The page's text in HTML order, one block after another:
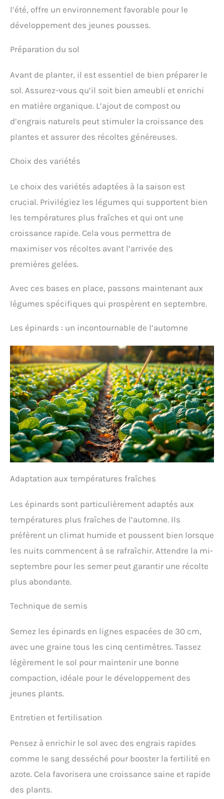
l’été, offre un environnement favorable pour le
développement des jeunes pousses.
Préparation du sol
Avant de planter, il est essentiel de bien préparer le
sol. Assurez-vous qu’il soit bien ameubli et enrichi
en matière organique. L’ajout de compost ou
d’engrais naturels peut stimuler la croissance des
plantes et assurer des récoltes généreuses.
Choix des variétés
Le choix des variétés adaptées à la saison est
crucial. Privilégiez les légumes qui supportent bien
les températures plus fraîches et qui ont une
croissance rapide. Cela vous permettra de
maximiser vos récoltes avant l’arrivée des
premières gelées.
Avec ces bases en place, passons maintenant aux
légumes spécifiques qui prospèrent en septembre.
Les épinards : un incontournable de l’automne
Adaptation aux températures fraîches
Les épinards sont particulièrement adaptés aux
températures plus fraîches de l’automne. Ils
préfèrent un climat humide et poussent bien lorsque
les nuits commencent à se rafraîchir. Attendre la mi-
septembre pour les semer peut garantir une récolte
plus abondante.
Technique de semis
Semez les épinards en lignes espacées de 30 cm,
avec une graine tous les cinq centimètres. Tassez
légèrement le sol pour maintenir une bonne
compaction, idéale pour le développement des
jeunes plants.
Entretien et fertilisation
Pensez à enrichir le sol avec des engrais rapides
comme le sang desséché pour booster la fertilité en
azote. Cela favorisera une croissance saine et rapide
des plants.